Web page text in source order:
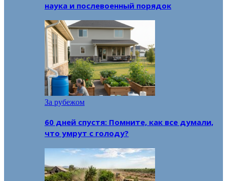
наука и послевоенный порядок
За рубежом
60 дней спустя: Помните, как все думали,
что умрут с голоду?